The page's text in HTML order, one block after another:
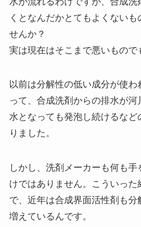
くとなんだかとてもよくないも
せんか？
実は現在はそこまで悪いもので
以前は分解性の低い成分が使
って、合成洗剤からの排水が
水となっても発泡し続けるなど
りました。
しかし、洗剤メーカーも何も
けではありません。こういった
で、近年は合成界面活性剤も分
増えているんです。